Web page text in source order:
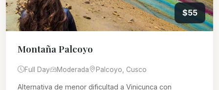
$55
Montaña Palcoyo
Full Day Moderada Palcoyo, Cusco
Alternativa de menor dificultad a Vinicunca con